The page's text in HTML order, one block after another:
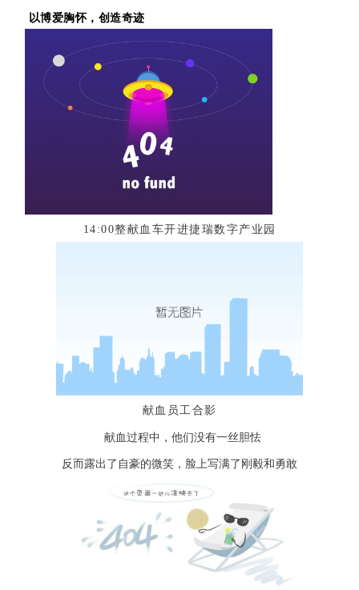
以博爱胸怀，创造奇迹
14:00整献血车开进捷瑞数字产业园
献血员工合影
献血过程中，他们没有一丝胆怯
反而露出了自豪的微笑，脸上写满了刚毅和勇敢